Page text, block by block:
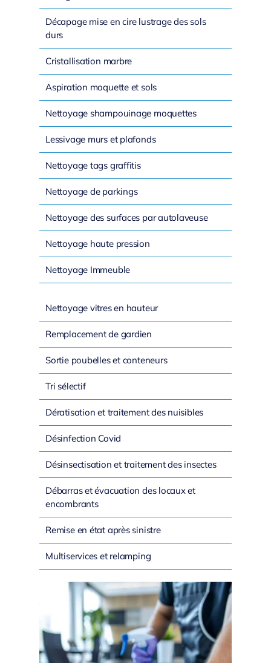
Décapage mise en cire lustrage des sols
durs
Cristallisation marbre
Aspiration moquette et sols
Nettoyage shampouinage moquettes
Lessivage murs et plafonds
Nettoyage tags graffitis
Nettoyage de parkings
Nettoyage des surfaces par autolaveuse
Nettoyage haute pression
Nettoyage Immeuble
Nettoyage vitres en hauteur
Remplacement de gardien
Sortie poubelles et conteneurs
Tri sélectif
Dératisation et traitement des nuisibles
Désinfection Covid
Désinsectisation et traitement des insectes
Débarras et évacuation des locaux et
encombrants
Remise en état après sinistre
Multiservices et relamping